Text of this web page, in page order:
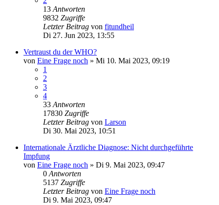
13 Antworten
9832 Zugriffe
Letzter Beitrag von fitundheil
Di 27. Jun 2023, 13:55
Vertraust du der WHO?
von Eine Frage noch » Mi 10. Mai 2023, 09:19
1
2
3
4
33 Antworten
17830 Zugriffe
Letzter Beitrag von Larson
Di 30. Mai 2023, 10:51
Internationale Ärztliche Diagnose: Nicht durchgeführte
Impfung
von Eine Frage noch » Di 9. Mai 2023, 09:47
0 Antworten
5137 Zugriffe
Letzter Beitrag von Eine Frage noch
Di 9. Mai 2023, 09:47